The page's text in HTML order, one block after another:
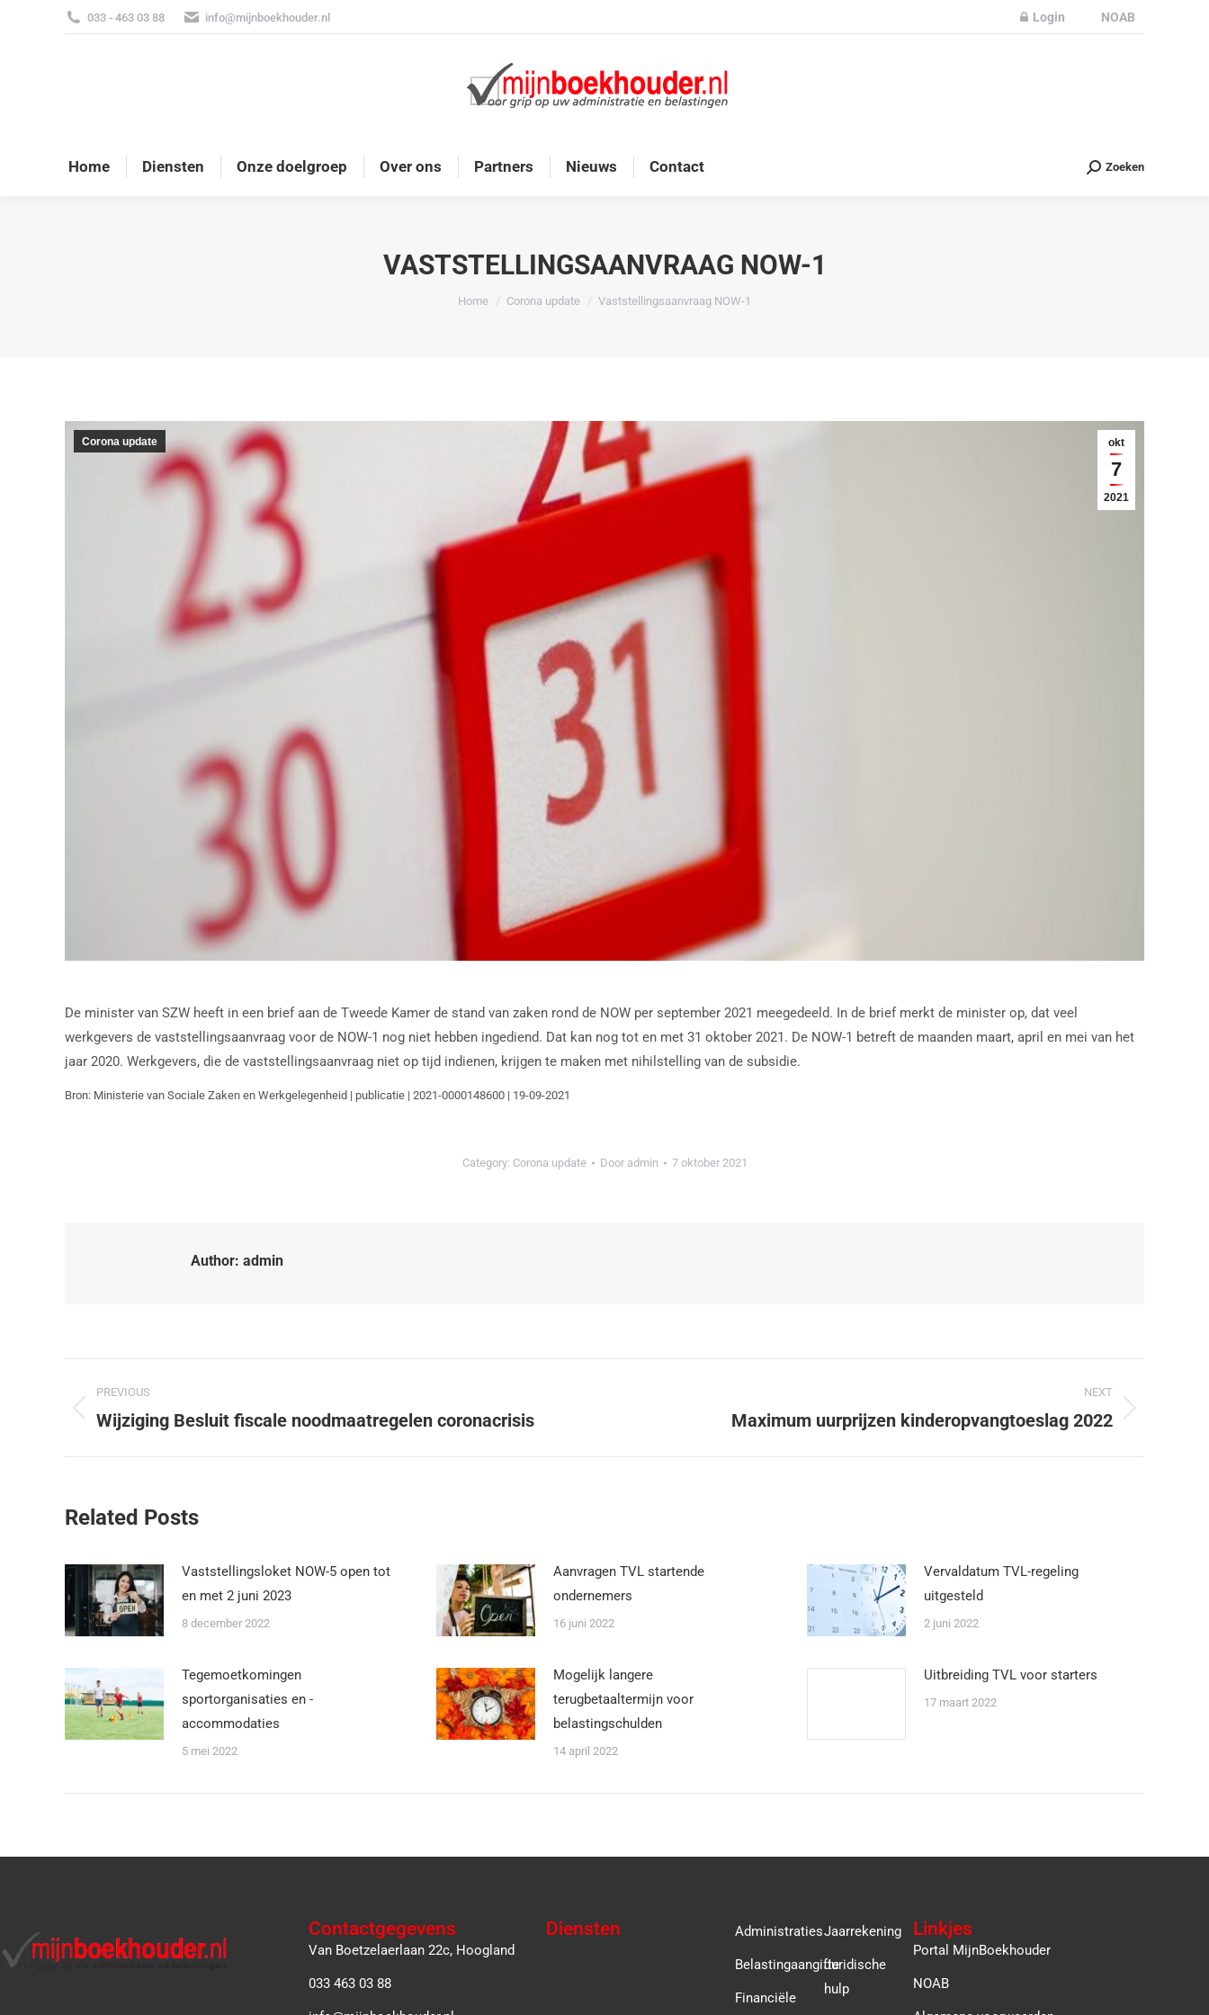
033 - 463 03 88 info@mijnboekhouder.nl Login NOAB
Home Diensten Onze doelgroep Over ons Partners Nieuws Contact Zoeken
VASTSTELLINGSAANVRAAG NOW-1
Je bent hier:
Home Corona update Vaststellingsaanvraag NOW-1
okt
7
2021
Corona update
De minister van SZW heeft in een brief aan de Tweede Kamer de stand van zaken rond de NOW per september 2021 meegedeeld. In de brief merkt de minister op, dat veel
werkgevers de vaststellingsaanvraag voor de NOW-1 nog niet hebben ingediend. Dat kan nog tot en met 31 oktober 2021. De NOW-1 betreft de maanden maart, april en mei van het
jaar 2020. Werkgevers, die de vaststellingsaanvraag niet op tijd indienen, krijgen te maken met nihilstelling van de subsidie.
Bron: Ministerie van Sociale Zaken en Werkgelegenheid | publicatie | 2021-0000148600 | 19-09-2021
Category: Corona update Door admin 7 oktober 2021
Author: admin
PREVIOUS
Wijziging Besluit fiscale noodmaatregelen coronacrisis
NEXT
Maximum uurprijzen kinderopvangtoeslag 2022
Related Posts
Vaststellingsloket NOW-5 open tot
en met 2 juni 2023
8 december 2022
Aanvragen TVL startende
ondernemers
16 juni 2022
Vervaldatum TVL-regeling
uitgesteld
2 juni 2022
Tegemoetkomingen
sportorganisaties en -
accommodaties
5 mei 2022
Mogelijk langere
terugbetaaltermijn voor
belastingschulden
14 april 2022
Uitbreiding TVL voor starters
17 maart 2022
Contactgegevens
Van Boetzelaerlaan 22c, Hoogland
033 463 03 88
Diensten Administraties
Belastingaangifte
Financiële
Jaarrekening
Juridische
hulp
Linkjes
Portal MijnBoekhouder
NOAB
Home Diensten Onze doelgroep Over ons Partners Nieuws Contact Zoeken